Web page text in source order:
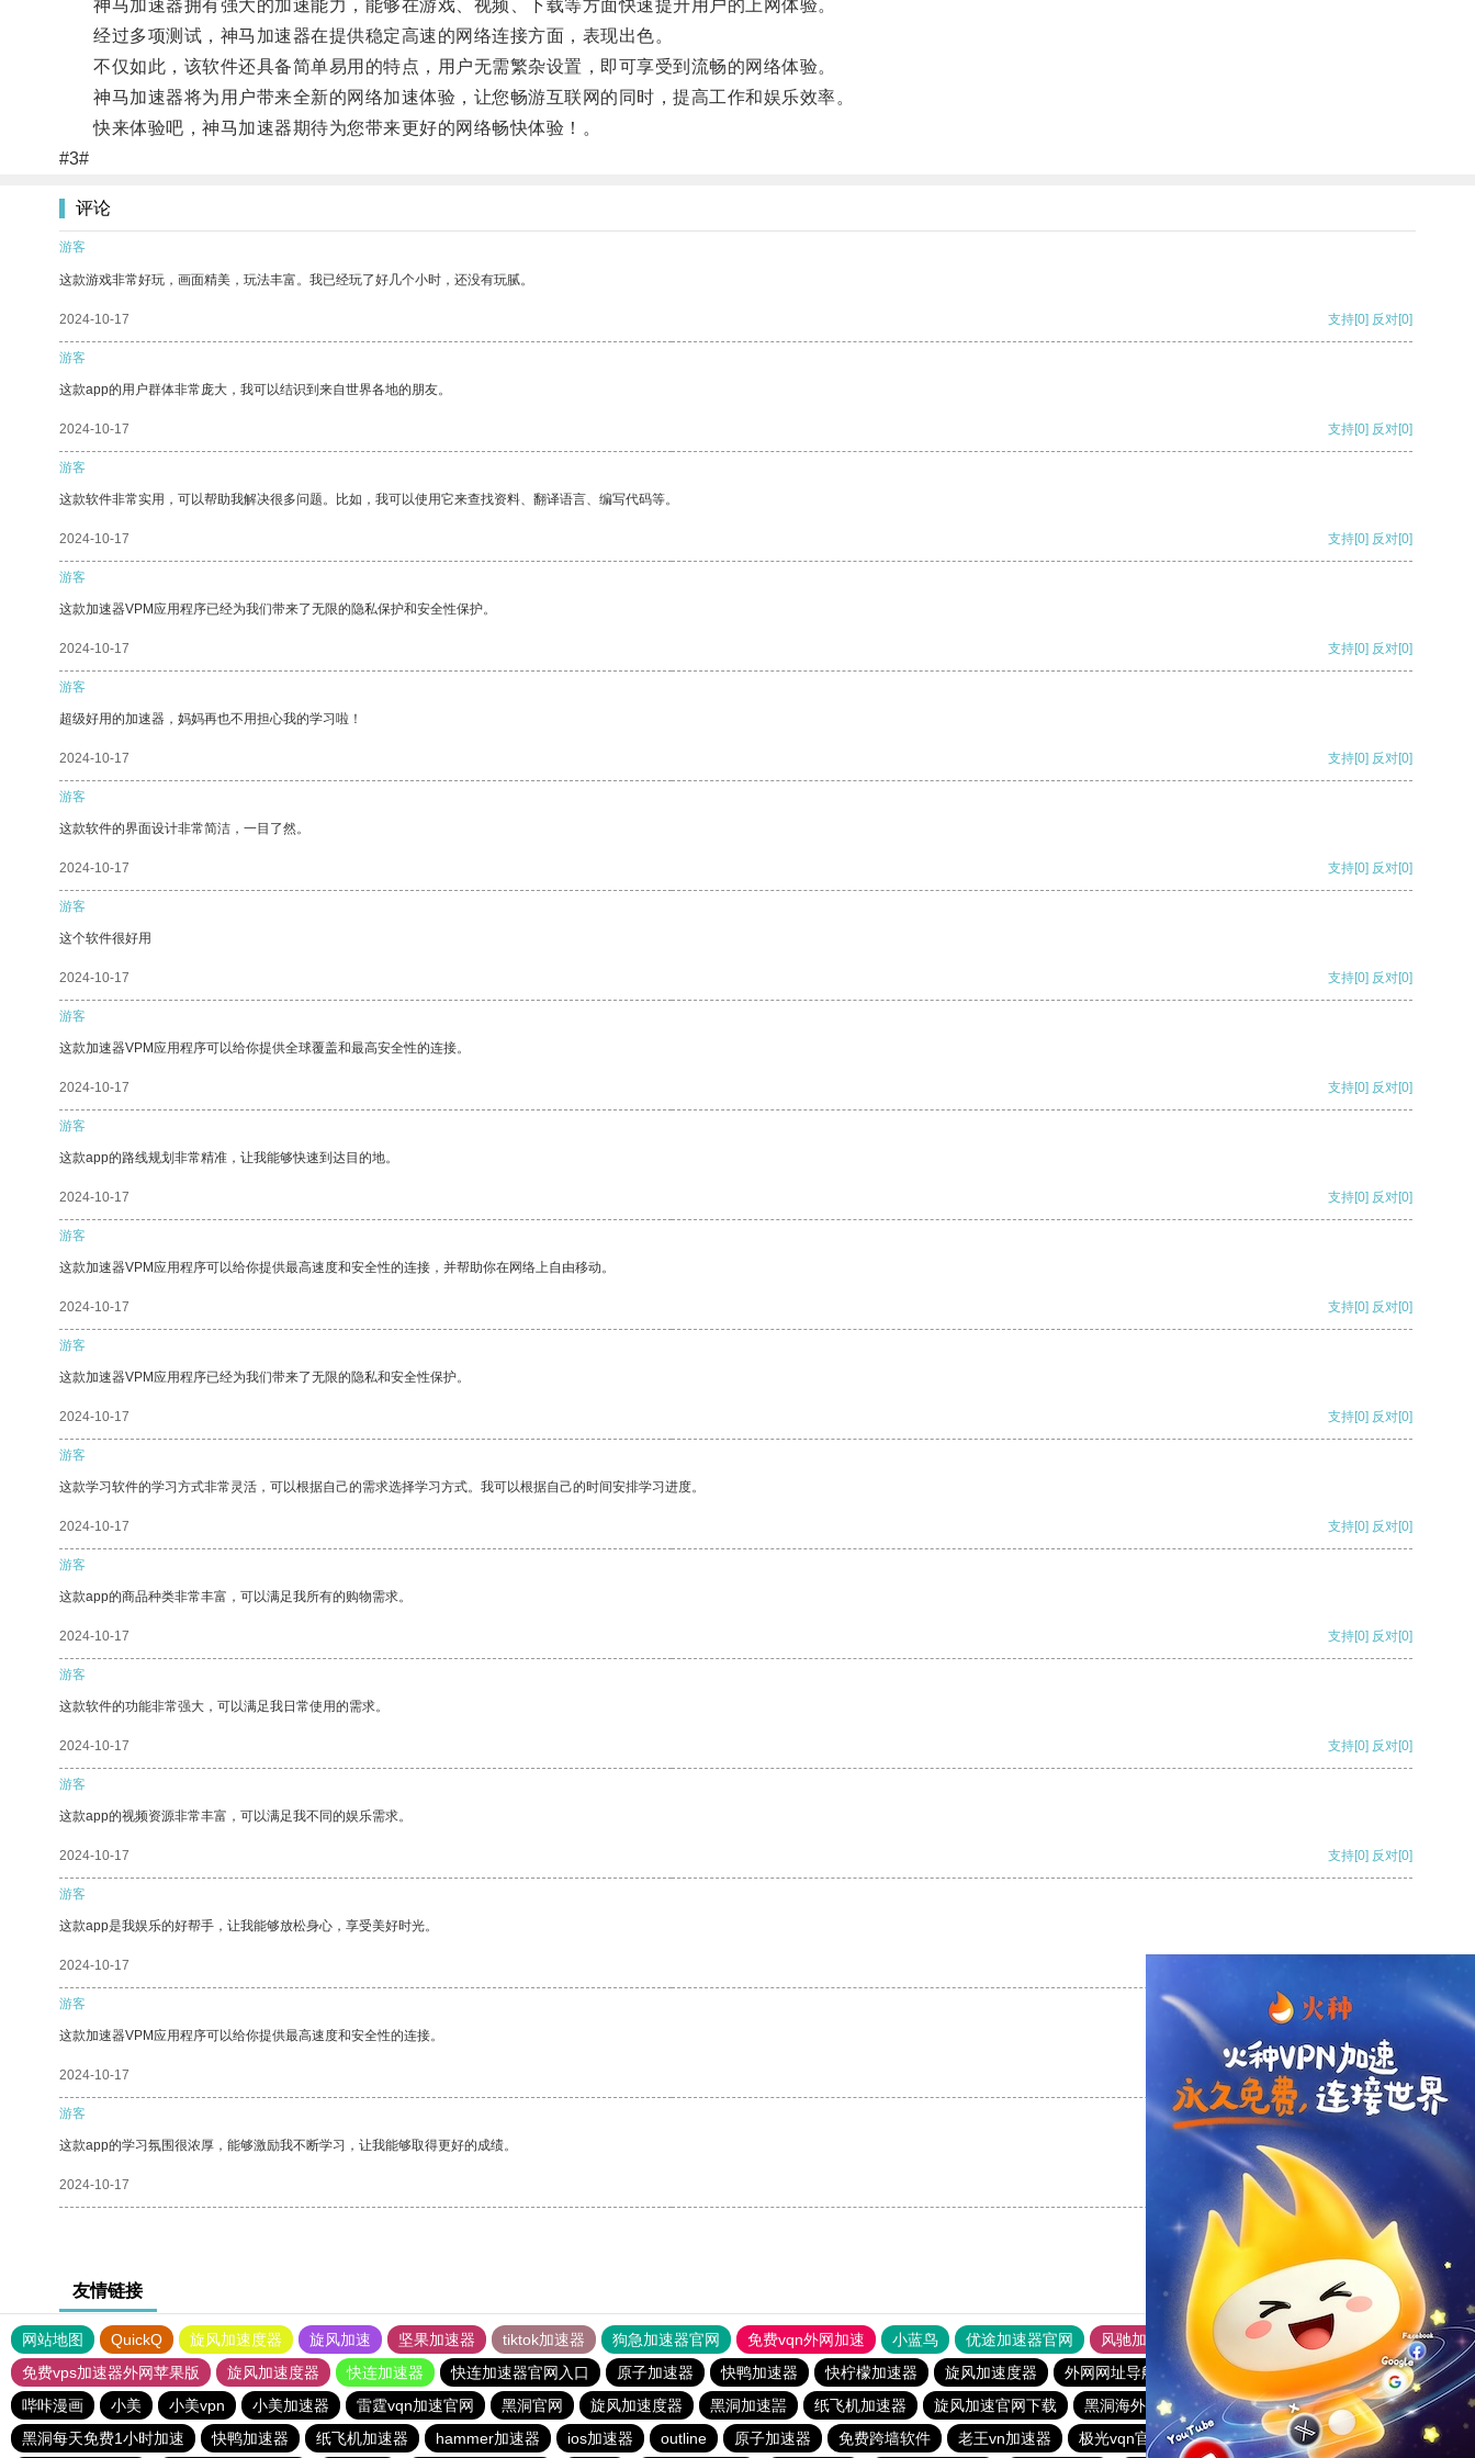
神马加速器拥有强大的加速能力，能够在游戏、视频、下载等方面快速提升用户的上网体验。
经过多项测试，神马加速器在提供稳定高速的网络连接方面，表现出色。
不仅如此，该软件还具备简单易用的特点，用户无需繁杂设置，即可享受到流畅的网络体验。
神马加速器将为用户带来全新的网络加速体验，让您畅游互联网的同时，提高工作和娱乐效率。
快来体验吧，神马加速器期待为您带来更好的网络畅快体验！。
#3#
评论
游客
这款游戏非常好玩，画面精美，玩法丰富。我已经玩了好几个小时，还没有玩腻。
2024-10-17 支持[0] 反对[0]
游客
这款app的用户群体非常庞大，我可以结识到来自世界各地的朋友。
2024-10-17 支持[0] 反对[0]
游客
这款软件非常实用，可以帮助我解决很多问题。比如，我可以使用它来查找资料、翻译语言、编写代码等。
2024-10-17 支持[0] 反对[0]
游客
这款加速器VPM应用程序已经为我们带来了无限的隐私保护和安全性保护。
2024-10-17 支持[0] 反对[0]
游客
超级好用的加速器，妈妈再也不用担心我的学习啦！
2024-10-17 支持[0] 反对[0]
游客
这款软件的界面设计非常简洁，一目了然。
2024-10-17 支持[0] 反对[0]
游客
这个软件很好用
2024-10-17 支持[0] 反对[0]
游客
这款加速器VPM应用程序可以给你提供全球覆盖和最高安全性的连接。
2024-10-17 支持[0] 反对[0]
游客
这款app的路线规划非常精准，让我能够快速到达目的地。
2024-10-17 支持[0] 反对[0]
游客
这款加速器VPM应用程序可以给你提供最高速度和安全性的连接，并帮助你在网络上自由移动。
2024-10-17 支持[0] 反对[0]
游客
这款加速器VPM应用程序已经为我们带来了无限的隐私和安全性保护。
2024-10-17 支持[0] 反对[0]
游客
这款学习软件的学习方式非常灵活，可以根据自己的需求选择学习方式。我可以根据自己的时间安排学习进度。
2024-10-17 支持[0] 反对[0]
游客
这款app的商品种类非常丰富，可以满足我所有的购物需求。
2024-10-17 支持[0] 反对[0]
游客
这款软件的功能非常强大，可以满足我日常使用的需求。
2024-10-17 支持[0] 反对[0]
游客
这款app的视频资源非常丰富，可以满足我不同的娱乐需求。
2024-10-17 支持[0] 反对[0]
游客
这款app是我娱乐的好帮手，让我能够放松身心，享受美好时光。
2024-10-17
游客
这款加速器VPM应用程序可以给你提供最高速度和安全性的连接。
2024-10-17 支持 [0] 反对[0]
游客
这款app的学习氛围很浓厚，能够激励我不断学习，让我能够取得更好的成绩。
2024-10-17 支持
友情链接
网站地图 QuickQ 旋风加速度器 旋风加速 坚果加速器 tiktok加速器 狗急加速器官网 免费vqn外网加速 小蓝鸟 优途加速器官网 风驰加速器
旋风加速器
免费vps加速器外网苹果版
旋风加速度器 快连加速器 快连加速器官网入口 原子加速器 快鸭加速器 快柠檬加速器 旋风加速度器 外网网址导航 软件中心 雷霆加速
狂飙加速器
哔咔漫画
小美 小美vpn 小美加速器 雷霆vqn加速官网 黑洞官网 旋风加速度器 黑洞加速噐 纸飞机加速器 旋风加速官网下载 黑洞海外npv加速梯子 一元机场
v蚂蚁加速器
黑洞每天免费1小时加速
快鸭加速器 纸飞机加速器 hammer加速器 ios加速器 outline 原子加速器 免费跨墙软件 老王vn加速器 极光vqn官网 加速器黑洞 outline